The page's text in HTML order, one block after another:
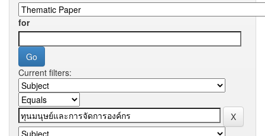
for
Current filters: